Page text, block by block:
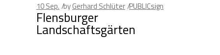
10Sep. byGerhard Schlüter PUBLICsign
Flensburger
Landschaftsgärten